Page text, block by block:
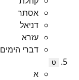
אסתר
דניאל
עזרא
דברי הימים
ט
א